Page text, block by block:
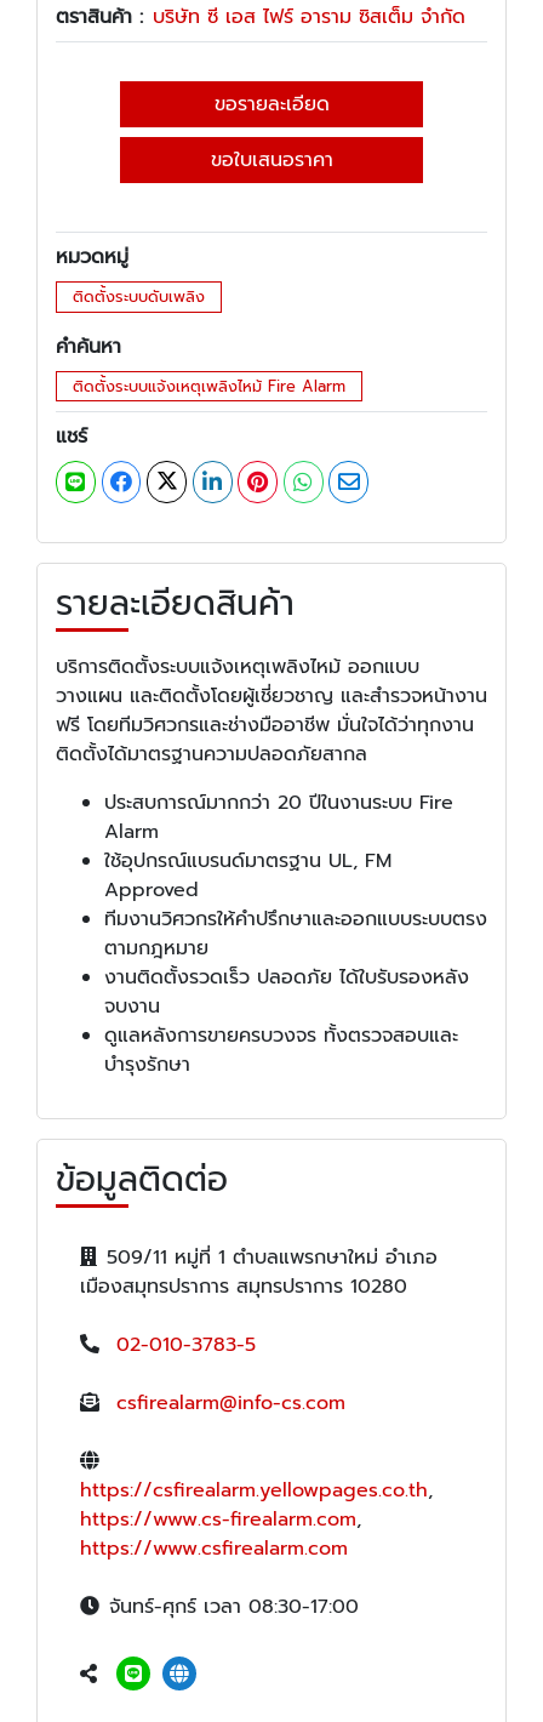
ตราสินค้า : บริษัท ซี เอส ไฟร์ อาราม ซิสเต็ม จำกัด
ขอรายละเอียด
ขอใบเสนอราคา
หมวดหมู่
ติดตั้งระบบดับเพลิง
คำค้นหา
ติดตั้งระบบแจ้งเหตุเพลิงไหม้ Fire Alarm
แชร์
รายละเอียดสินค้า
บริการติดตั้งระบบแจ้งเหตุเพลิงไหม้ ออกแบบ
วางแผน และติดตั้งโดยผู้เชี่ยวชาญ และสำรวจหน้างาน
ฟรี โดยทีมวิศวกรและช่างมืออาชีพ มั่นใจได้ว่าทุกงาน
ติดตั้งได้มาตรฐานความปลอดภัยสากล
ประสบการณ์มากกว่า 20 ปีในงานระบบ Fire
Alarm
ใช้อุปกรณ์แบรนด์มาตรฐาน UL, FM
Approved
ทีมงานวิศวกรให้คำปรึกษาและออกแบบระบบตรง
ตามกฎหมาย
งานติดตั้งรวดเร็ว ปลอดภัย ได้ใบรับรองหลัง
จบงาน
ดูแลหลังการขายครบวงจร ทั้งตรวจสอบและ
บำรุงรักษา
ข้อมูลติดต่อ
509/11 หมู่ที่ 1 ตำบลแพรกษาใหม่ อำเภอ
เมืองสมุทรปราการ สมุทรปราการ 10280
02-010-3783-5
csfirealarm@info-cs.com
https://csfirealarm.yellowpages.co.th,
https://www.cs-firealarm.com,
https://www.csfirealarm.com
จันทร์-ศุกร์ เวลา 08:30-17:00